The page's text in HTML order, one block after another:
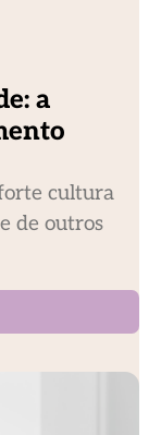
a
cultura
de outros